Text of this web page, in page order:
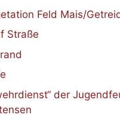
Feld Mais/
Straße
der